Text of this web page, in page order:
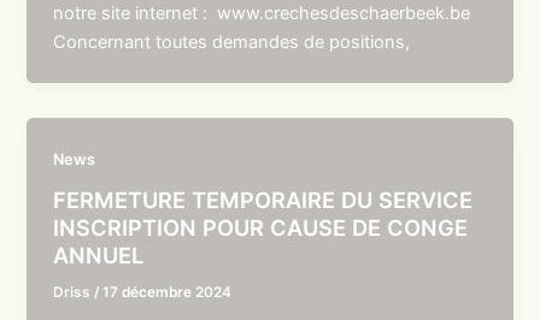
notre site internet : www.crechesdeschaerbeek.be
Concernant toutes demandes de positions,
News
FERMETURE TEMPORAIRE DU SERVICE
INSCRIPTION POUR CAUSE DE CONGE
ANNUEL
Driss /17 décembre 2024